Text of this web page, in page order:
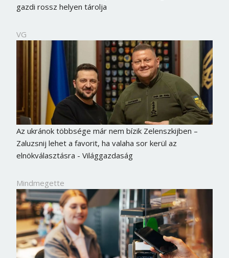
gazdi rossz helyen tárolja
VG
Az ukránok többsége már nem bízik Zelenszkijben –
Zaluzsnij lehet a favorit, ha valaha sor kerül az
elnökválasztásra - Világgazdaság
Mindmegette